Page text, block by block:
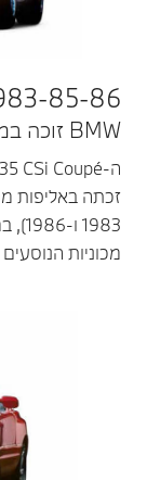
85-86.
BMW זוכה במרוץ 24 השעות ב-SPA.
מכוניות הנוסעים